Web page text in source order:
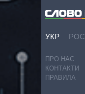
УКР РОС
ПРО НАС
КОНТАКТИ
ПРАВИЛА